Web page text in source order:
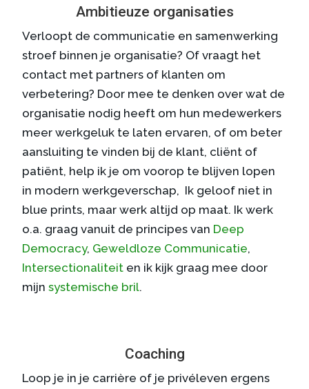
Ambitieuze organisaties
Verloopt de communicatie en samenwerking
stroef binnen je organisatie? Of vraagt het
contact met partners of klanten om
verbetering? Door mee te denken over wat de
organisatie nodig heeft om hun medewerkers
meer werkgeluk te laten ervaren, of om beter
aansluiting te vinden bij de klant, cliënt of
patiënt, help ik je om voorop te blijven lopen
in modern werkgeverschap, Ik geloof niet in
blue prints, maar werk altijd op maat. Ik werk
o.a. graag vanuit de principes van Deep
Democracy, Geweldloze Communicatie,
Intersectionaliteit en ik kijk graag mee door
mijnsystemische bril.
Coaching
Loop je in je carrière of je privéleven ergens